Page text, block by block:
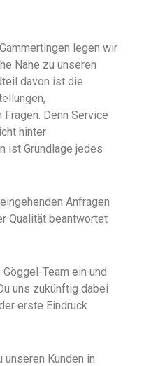
legen wir
Nähe zu unseren
davon ist die
Denn Service
hinter
ist Grundlage jedes
Anfragen
Qualität beantwortet
Team ein und
uns zukünftig dabei
erste Eindruck
Kunden in